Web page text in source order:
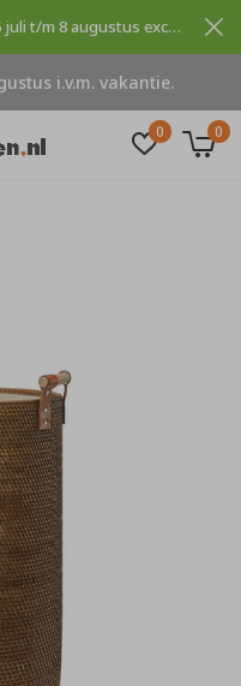
0 0
i.v.m. vakantie.
I.v.m. vakantie zijn wij gesloten van 16 juli t/m 8 augustus excuses voor dit ongemak.